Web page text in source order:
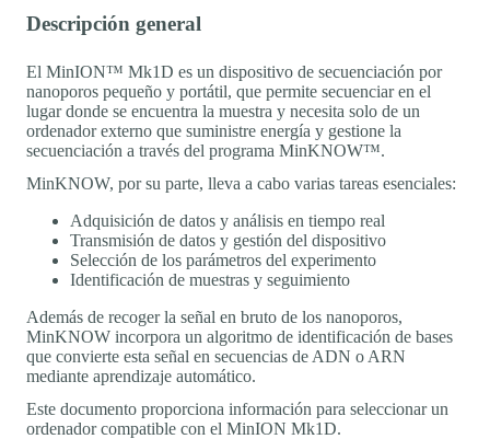
Descripción general
El MinION™ Mk1D es un dispositivo de secuenciación por
nanoporos pequeño y portátil, que permite secuenciar en el
lugar donde se encuentra la muestra y necesita solo de un
ordenador externo que suministre energía y gestione la
secuenciación a través del programa MinKNOW™.
MinKNOW, por su parte, lleva a cabo varias tareas esenciales:
Adquisición de datos y análisis en tiempo real
Transmisión de datos y gestión del dispositivo
Selección de los parámetros del experimento
Identificación de muestras y seguimiento
Además de recoger la señal en bruto de los nanoporos,
MinKNOW incorpora un algoritmo de identificación de bases
que convierte esta señal en secuencias de ADN o ARN
mediante aprendizaje automático.
Este documento proporciona información para seleccionar un
ordenador compatible con el MinION Mk1D.